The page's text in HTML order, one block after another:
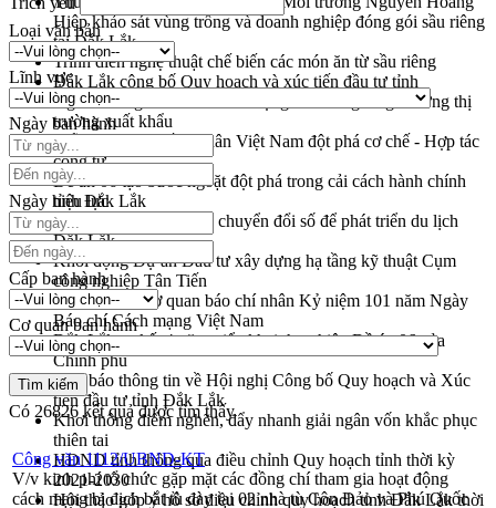
Hiệp khảo sát vùng trồng và doanh nghiệp đóng gói sầu riêng
tại Đắk Lắk
Trình diễn nghệ thuật chế biến các món ăn từ sầu riêng
Đắk Lắk công bố Quy hoạch và xúc tiến đầu tư tỉnh
Ngành cá ngừ Đắk Lắk chủ động thích ứng để giữ vững thị
trường xuất khẩu
Diễn đàn Kinh tế tư nhân Việt Nam đột phá cơ chế - Hợp tác
công tư
Đề án 06 tạo bước ngoặt đột phá trong cải cách hành chính
tỉnh Đắk Lắk
Kết nối tour, đẩy mạnh chuyển đổi số để phát triển du lịch
Đắk Lắk
Khởi động Dự án Đầu tư xây dựng hạ tầng kỹ thuật Cụm
công nghiệp Tân Tiến
Gặp mặt các cơ quan báo chí nhân Kỷ niệm 101 năm Ngày
Báo chí Cách mạng Việt Nam
Đắk Lắk sơ kết 4 năm triển khai thực hiện Đề án 06 của
Chính phủ
Họp báo thông tin về Hội nghị Công bố Quy hoạch và Xúc
tiến đầu tư tỉnh Đắk Lắk
Khơi thông điểm nghẽn, đẩy nhanh giải ngân vốn khắc phục
thiên tai
HĐND tỉnh thông qua điều chỉnh Quy hoạch tỉnh thời kỳ
2021-2030
Hội thảo góp ý hồ sơ điều chỉnh quy hoạch tỉnh Đắk Lắk thời
Loại văn bản
Lĩnh vực
Ngày ban hành
Ngày hiệu lực
Cấp ban hành
Cơ quan ban hành
Có 26826kết quả được tìm thấy
Công văn 1112/UBND-KT
V/v kinh phí tổ chức gặp mặt các đồng chí tham gia hoạt động
cách mạng bị địch bắt tù đày tại 02 nhà tù Côn Đảo và Phú Quốc